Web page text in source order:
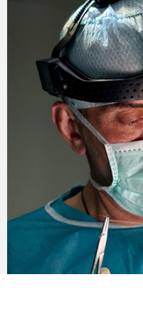
Таким чином, в
пацієнт може
підхід.
У більшості випадків
підборіддя
в складці між
чином, шрам після
малопомітний.
Андрія Харькова
особливо складних
Якщо пластика
одночасно з
(наприклад, з
обличчя),
декількох годин.